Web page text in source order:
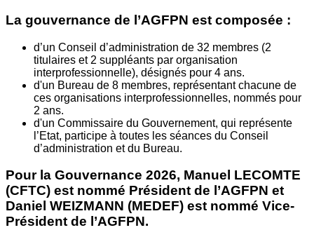
La gouvernance de l’AGFPN est composée :
d’un Conseil d’administration de 32 membres (2
titulaires et 2 suppléants par organisation
interprofessionnelle), désignés pour 4 ans.
d'un Bureau de 8 membres, représentant chacune de
ces organisations interprofessionnelles, nommés pour
2 ans.
d'un Commissaire du Gouvernement, qui représente
l’Etat, participe à toutes les séances du Conseil
d’administration et du Bureau.
Pour la Gouvernance 2026, Manuel LECOMTE
(CFTC) est nommé Président de l’AGFPN et
Daniel WEIZMANN (MEDEF) est nommé Vice-
Président de l’AGFPN.